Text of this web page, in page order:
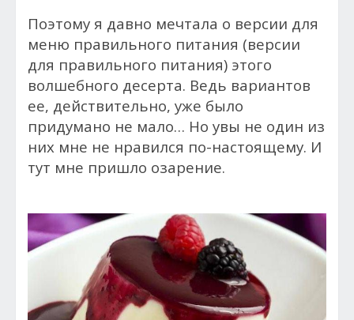
Поэтому я давно мечтала о версии для
меню правильного питания (версии
для правильного питания) этого
волшебного десерта. Ведь вариантов
ее, действительно, уже было
придумано не мало… Но увы не один из
них мне не нравился по-настоящему. И
тут мне пришло озарение.